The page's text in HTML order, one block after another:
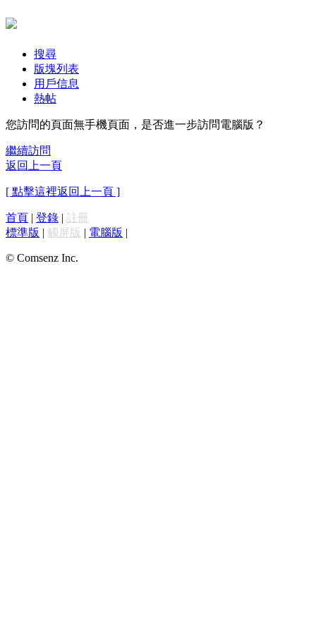
搜尋
版塊列表
用戶信息
熱帖
您訪問的頁面無手機頁面，是否進一步訪問電腦版？
繼續訪問
返回上一頁
[ 點擊這裡返回上一頁 ]
首頁 | 登錄 | 註冊
標準版 | 觸屏版 | 電腦版 |
© Comsenz Inc.